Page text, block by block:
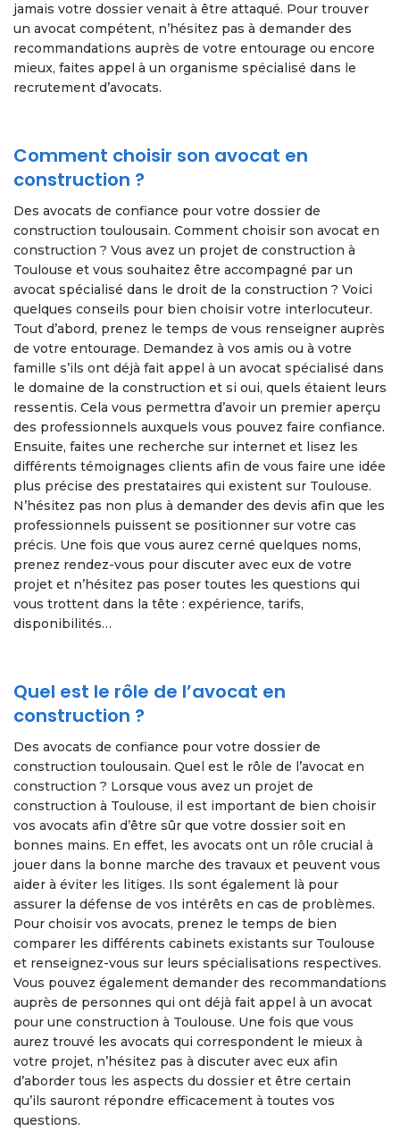
jamais votre dossier venait à être attaqué. Pour trouver
un avocat compétent, n’hésitez pas à demander des
recommandations auprès de votre entourage ou encore
mieux, faites appel à un organisme spécialisé dans le
recrutement d’avocats.
Comment choisir son avocat en
construction ?
Des avocats de confiance pour votre dossier de
construction toulousain. Comment choisir son avocat en
construction ? Vous avez un projet de construction à
Toulouse et vous souhaitez être accompagné par un
avocat spécialisé dans le droit de la construction ? Voici
quelques conseils pour bien choisir votre interlocuteur.
Tout d’abord, prenez le temps de vous renseigner auprès
de votre entourage. Demandez à vos amis ou à votre
famille s’ils ont déjà fait appel à un avocat spécialisé dans
le domaine de la construction et si oui, quels étaient leurs
ressentis. Cela vous permettra d’avoir un premier aperçu
des professionnels auxquels vous pouvez faire confiance.
Ensuite, faites une recherche sur internet et lisez les
différents témoignages clients afin de vous faire une idée
plus précise des prestataires qui existent sur Toulouse.
N’hésitez pas non plus à demander des devis afin que les
professionnels puissent se positionner sur votre cas
précis. Une fois que vous aurez cerné quelques noms,
prenez rendez-vous pour discuter avec eux de votre
projet et n’hésitez pas poser toutes les questions qui
vous trottent dans la tête : expérience, tarifs,
disponibilités…
Quel est le rôle de l’avocat en
construction ?
Des avocats de confiance pour votre dossier de
construction toulousain. Quel est le rôle de l’avocat en
construction ? Lorsque vous avez un projet de
construction à Toulouse, il est important de bien choisir
vos avocats afin d’être sûr que votre dossier soit en
bonnes mains. En effet, les avocats ont un rôle crucial à
jouer dans la bonne marche des travaux et peuvent vous
aider à éviter les litiges. Ils sont également là pour
assurer la défense de vos intérêts en cas de problèmes.
Pour choisir vos avocats, prenez le temps de bien
comparer les différents cabinets existants sur Toulouse
et renseignez-vous sur leurs spécialisations respectives.
Vous pouvez également demander des recommandations
auprès de personnes qui ont déjà fait appel à un avocat
pour une construction à Toulouse. Une fois que vous
aurez trouvé les avocats qui correspondent le mieux à
votre projet, n’hésitez pas à discuter avec eux afin
d’aborder tous les aspects du dossier et être certain
qu’ils sauront répondre efficacement à toutes vos
questions.